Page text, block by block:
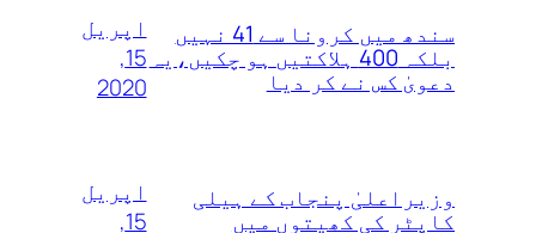
سندھ میں کرونا سے 41 نہیں
بلکہ 400 ہلاکتیں ہو چکیں،یہ
دعویٰ کس نے کر دیا
اپریل
15,
2020
وزیراعلیٰ پنجاب کے ہیلی
کاپٹر کی کھیتوں میں
اپریل
15,